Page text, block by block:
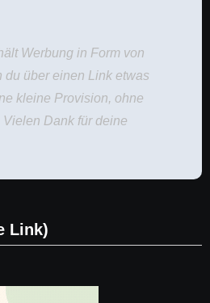
Werbung in Form von
du über einen Link etwas
kleine Provision, ohne
Dank für deine
Link)